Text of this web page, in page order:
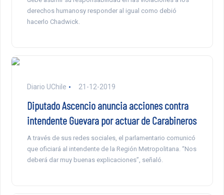
derechos humanosy responder al igual como debió
hacerlo Chadwick.
Diario UChile 21-12-2019
Diputado Ascencio anuncia acciones contra
intendente Guevara por actuar de Carabineros
A través de sus redes sociales, el parlamentario comunicó
que oficiará al intendente de la Región Metropolitana. “Nos
deberá dar muy buenas explicaciones”, señaló.